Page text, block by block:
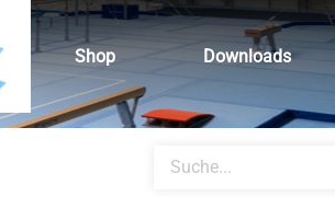
Shop Downloads
search